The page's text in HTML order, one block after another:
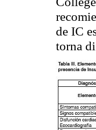
de IC
torna